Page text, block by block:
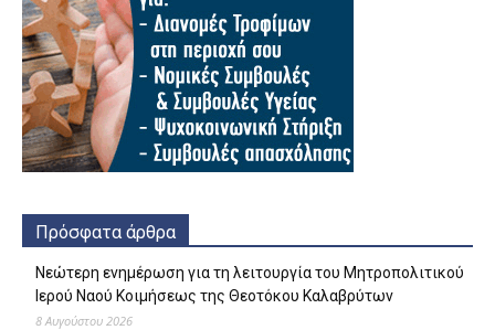
Πρόσφατα άρθρα
Νεώτερη ενημέρωση για τη λειτουργία του Μητροπολιτικού
Ιερού Ναού Κοιμήσεως της Θεοτόκου Καλαβρύτων
8 Αυγούστου 2026